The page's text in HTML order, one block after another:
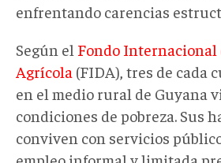
enfrentando carencias
Según el Fondo Internacional
Agrícola (FIDA), tres de cada
en el medio rural de Guyana
condiciones de pobreza. Sus
conviven con servicios